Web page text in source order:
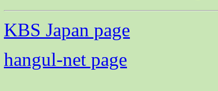
KBS Japan page
hangul-net page